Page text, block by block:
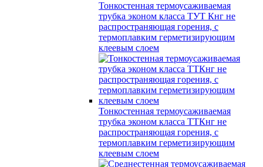
Тонкостенная термоусаживаемая
трубка эконом класса ТУТ Кнг не
распространяющая горения, с
термоплавким герметизирующим
клеевым слоем
Тонкостенная термоусаживаемая
трубка эконом класса ТТКнг не
распространяющая горения, с
термоплавким герметизирующим
клеевым слоем